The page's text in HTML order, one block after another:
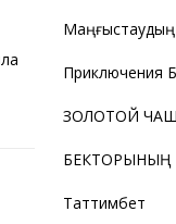
Приключения
ЗОЛОТОЙ
БЕКТОРЫНЫҢ
Таттимбет